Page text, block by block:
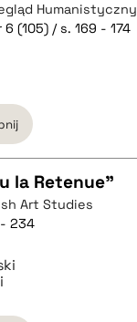
Humanistyczny
6 (105) / s. 169 - 174
la Retenue"
Art Studies
234